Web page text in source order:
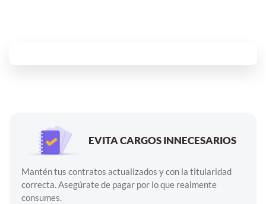
EVITA CARGOS INNECESARIOS
Mantén tus contratos actualizados y con la titularidad
correcta. Asegúrate de pagar por lo que realmente
consumes.